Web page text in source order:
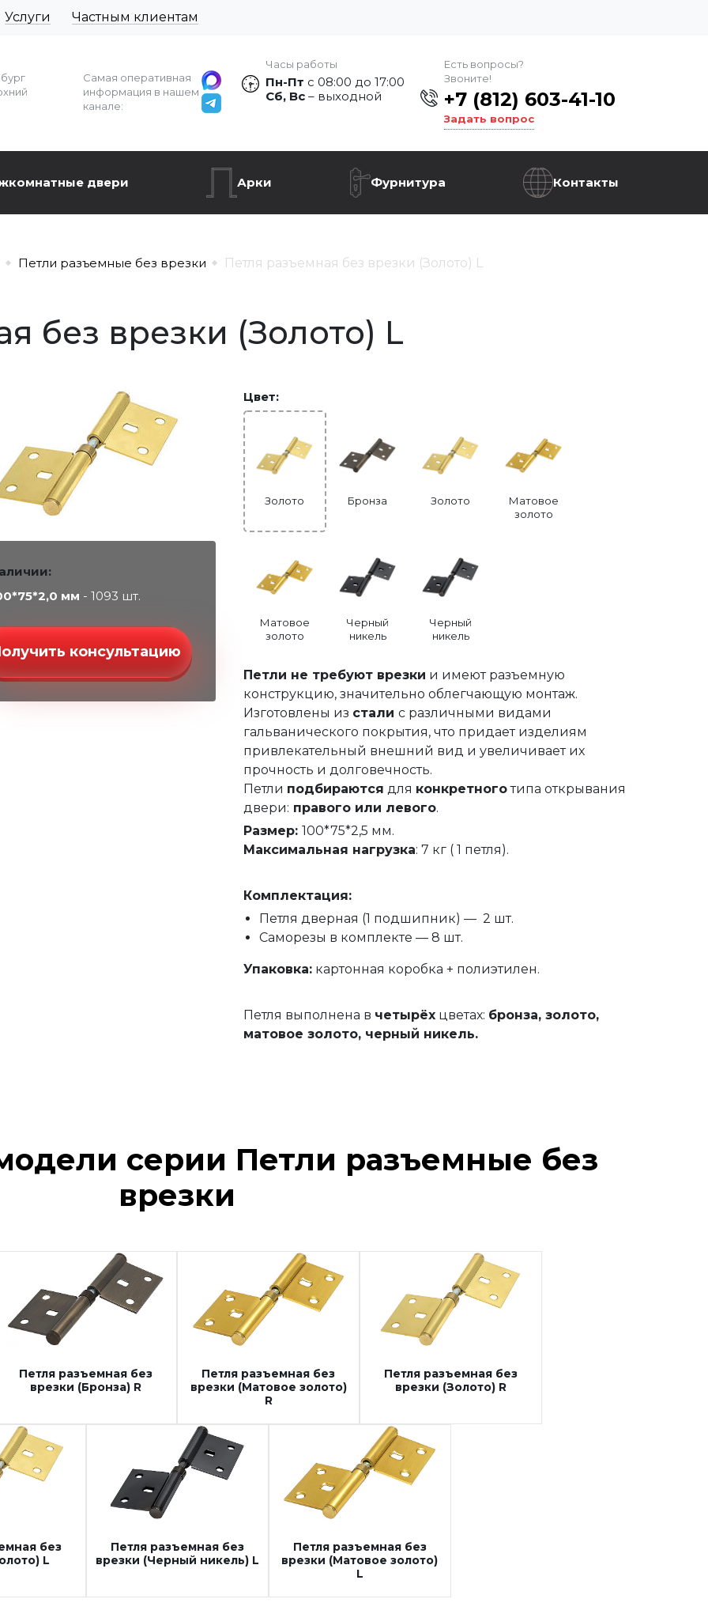
Услуги Частным клиентам
Самая оперативная
информация в нашем
канале:
Часы работы
Пн-Пт с 08:00 до 17:00
Сб, Вс – выходной
Есть вопросы?
Звоните!
+7 (812) 603-41-10
Задать вопрос
двери Арки Фурнитура Контакты
Петли разъемные без врезки Петля разъемная без врезки (Золото) L
без врезки (Золото) L
мм - 1093 шт.
Получить консультацию
Цвет:
Бронза Золото
Золото
Матовое
золото
Матовое
золото
Черный
никель
Черный
никель
Петли не требуют врезки и имеют разъемную
конструкцию, значительно облегчающую монтаж.
Изготовлены из стали с различными видами
гальванического покрытия, что придает изделиям
привлекательный внешний вид и увеличивает их
прочность и долговечность.
Петли подбираются для конкретноготипа открывания
двери: правого или левого.
Размер: 100*75*2,5 мм.
Максимальная нагрузка: 7 кг ( 1 петля).
Комплектация:
Петля дверная (1 подшипник) — 2 шт.
Саморезы в комплекте — 8 шт.
Упаковка:картонная коробка + полиэтилен.
Петля выполнена в четырёхцветах: бронза, золото,
матовое золото, черный никель.
серии Петли разъемные без
врезки
Петля разъемная без
врезки (Бронза) R
Петля разъемная без
врезки (Матовое золото)
R
Петля разъемная без
врезки (Золото) R
без
L
Петля разъемная без
врезки (Черный никель) L
Петля разъемная без
врезки (Матовое золото)
L